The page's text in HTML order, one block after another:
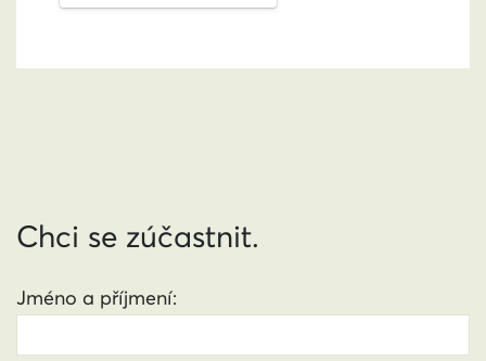
Chci se zúčastnit.
Jméno a příjmení: